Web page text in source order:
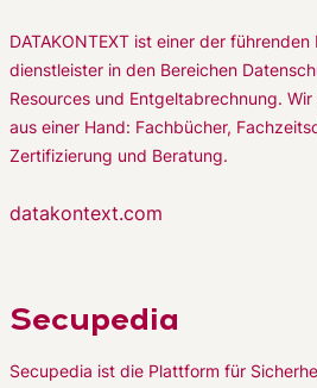
DATAKONTEXT ist einer der
dienstleister in den Bereichen
Resources und Entgeltabrechnung.
aus einer Hand: Fachbücher,
Zertifizierung und Beratung.
datakontext.com
Secupedia
Secupedia ist die Plattform für